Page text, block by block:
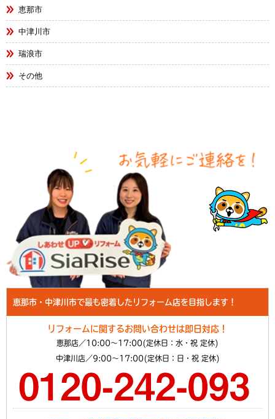
恵那市
中津川市
瑞浪市
その他
恵那市・中津川市で最も密着したリフォーム店を目指します！
リフォームに関するお問い合わせは即日対応！
恵那店／10:00～17:00(定休日：水・祝 定休)
中津川店／9:00～17:00(定休日：日・祝 定休)